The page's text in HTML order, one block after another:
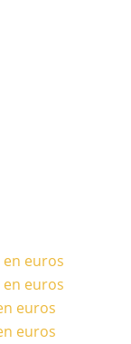
en euros
en euros
euros
euros